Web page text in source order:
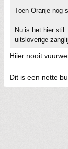
Toen Oranje nog
Nu is het hier
uitsloverige
Hiier nooit
Dit is een nette